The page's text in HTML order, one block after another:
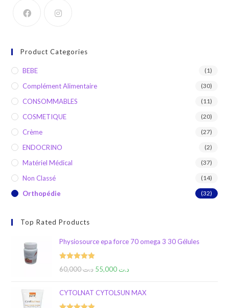
Product Categories
BEBE (1)
Complément Alimentaire (30)
CONSOMMABLES (11)
COSMETIQUE (20)
Crème (27)
ENDOCRINO (2)
Matériel Médical (37)
Non Classé (14)
Orthopédie (32)
Top Rated Products
Physiosource epa force 70 omega 3 30 Gélules
Rated 5.00د.ت60,000 د.ت
CYTOLNAT CYTOLSUN MAX